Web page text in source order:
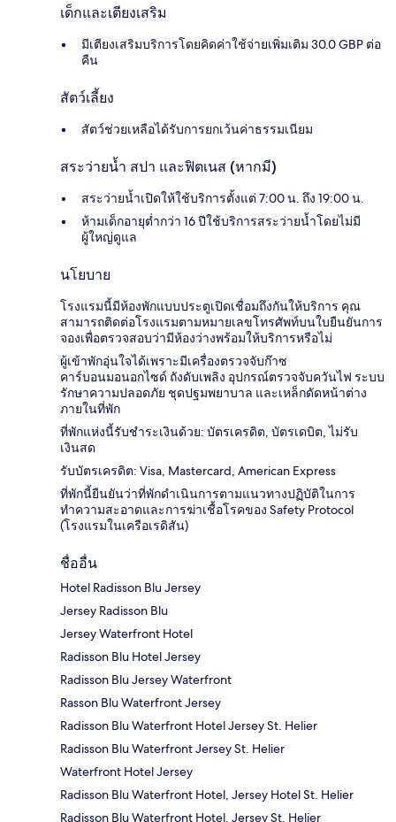
เด็กและเตียงเสริม
มีเตียงเสริมบริการโดยคิดค่าใช้จ่ายเพิ่มเติม 30.0 GBP ต่อ
คืน
สัตว์เลี้ยง
สัตว์ช่วยเหลือได้รับการยกเว้นค่าธรรมเนียม
สระว่ายน้ำ สปา และฟิตเนส (หากมี)
สระว่ายน้ำเปิดให้ใช้บริการตั้งแต่ 7:00 น. ถึง 19:00 น.
ห้ามเด็กอายุต่ำกว่า 16 ปีใช้บริการสระว่ายน้ำโดยไม่มี
ผู้ใหญ่ดูแล
นโยบาย
โรงแรมนี้มีห้องพักแบบประตูเปิดเชื่อมถึงกันให้บริการ คุณ
สามารถติดต่อโรงแรมตามหมายเลขโทรศัพท์บนใบยืนยันการ
จองเพื่อตรวจสอบว่ามีห้องว่างพร้อมให้บริการหรือไม่
ผู้เข้าพักอุ่นใจได้เพราะมีเครื่องตรวจจับก๊าซ
คาร์บอนมอนอกไซด์ ถังดับเพลิง อุปกรณ์ตรวจจับควันไฟ ระบบ
รักษาความปลอดภัย ชุดปฐมพยาบาล และเหล็กดัดหน้าต่าง
ภายในที่พัก
ที่พักแห่งนี้รับชำระเงินด้วย: บัตรเครดิต, บัตรเดบิต, ไม่รับ
เงินสด
รับบัตรเครดิต: Visa, Mastercard, American Express
ที่พักนี้ยืนยันว่าที่พักดำเนินการตามแนวทางปฏิบัติในการ
ทำความสะอาดและการฆ่าเชื้อโรคของ Safety Protocol
(โรงแรมในเครือเรดิสัน)
ชื่ออื่น
Hotel Radisson Blu Jersey
Jersey Radisson Blu
Jersey Waterfront Hotel
Radisson Blu Hotel Jersey
Radisson Blu Jersey Waterfront
Rasson Blu Waterfront Jersey
Radisson Blu Waterfront Hotel Jersey St. Helier
Radisson Blu Waterfront Jersey St. Helier
Waterfront Hotel Jersey
Radisson Blu Waterfront Hotel, Jersey Hotel St. Helier
Radisson Blu Waterfront Hotel, Jersey St. Helier